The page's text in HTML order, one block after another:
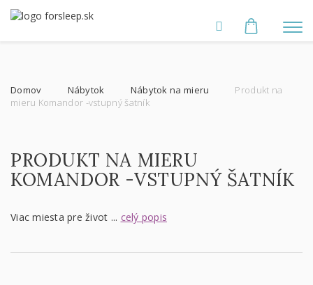
Domov Nábytok Nábytok na mieru
Produkt na
mieru Komandor -vstupný šatník
PRODUKT NA MIERU
KOMANDOR -VSTUPNÝ ŠATNÍK
Viac miesta pre život ... celý popis